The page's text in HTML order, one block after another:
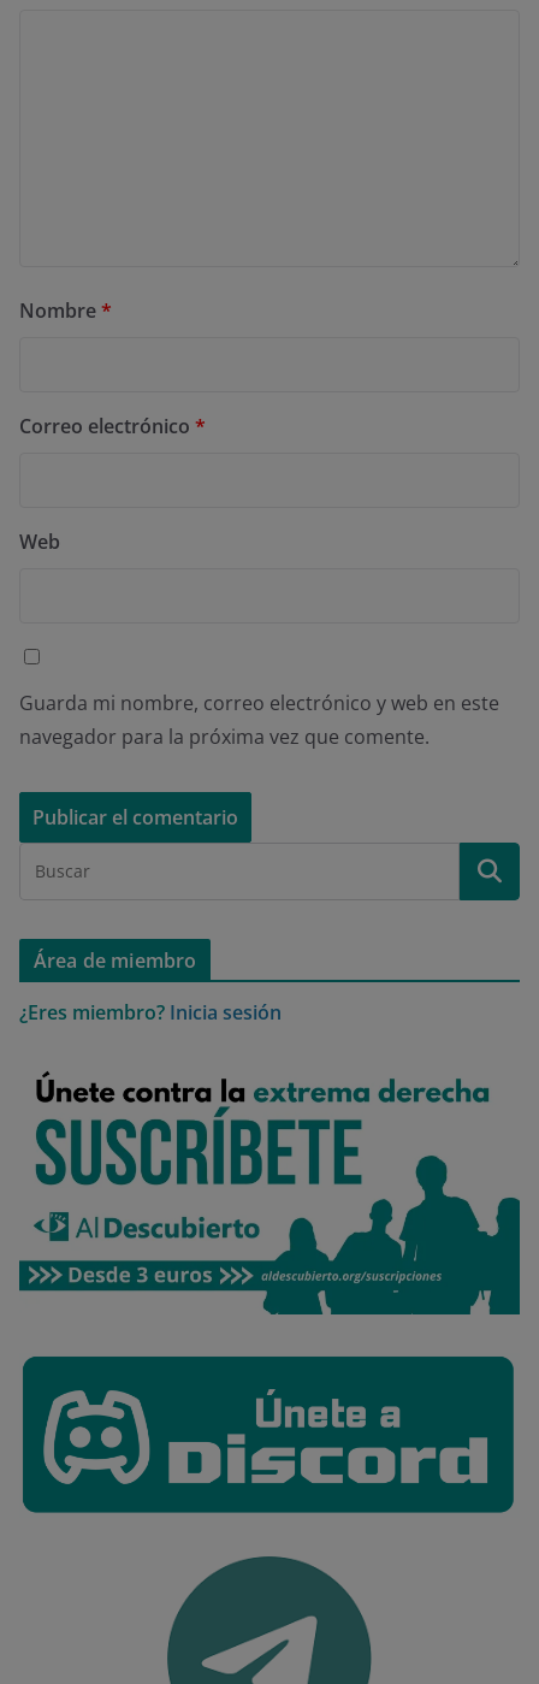
Nombre*
Correo electrónico *
Web
Guarda mi nombre, correo electrónico y web en este
navegador para la próxima vez que comente.
Área de miembro
¿Eres miembro? Inicia sesión